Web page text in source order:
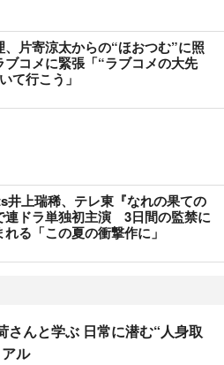
、片寄涼太からの“ほおつむ”に照
コメに緊張「“ラブコメの大先
て行こう」
井上瑞稀、テレ東『なれの果ての
連ドラ単独初主演 3日間の監禁に
る「この夏の衝撃作に」
さんと学ぶ 日常に潜む“人身取
ル